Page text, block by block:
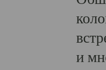
и